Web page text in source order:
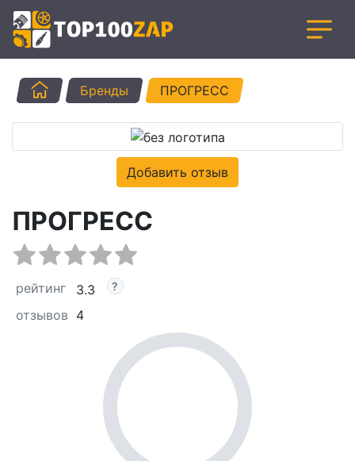
ГлавнаяБренды ПРОГРЕСС
Добавить отзыв
ПРОГРЕСС
рейтинг
3.3
отзывов 4